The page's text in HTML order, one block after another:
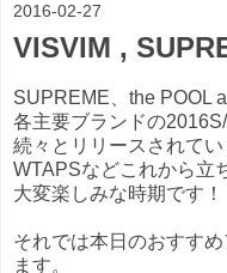
2016-02-27
VISVIM ,
SUPREME、the POOL
各主要ブランドの
続々とリリースされてい
WTAPSなどこれから立
大変楽しみな時期です！
それでは本日のおすす
ます。